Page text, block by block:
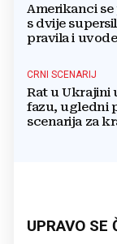
Amerikanci
s dvije
pravila i
CRNI SCENARIJ
Rat u Ukrajini
fazu, ugledni
scenarija za
UPRAVO SE